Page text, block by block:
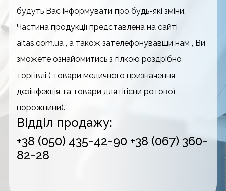
будуть Вас інформувати про будь-які зміни.
Частина продукції представлена на сайті
aitas.com.ua , а також зателефонувавши нам , Ви
зможете ознайомитись з гілкою роздрібної
торгівлі ( товари медичного призначення,
дезінфекція та товари для гігієни ротової
порожнини).
Відділ продажу:
+38 (050) 435-42-90 +38 (067) 360-
82-28